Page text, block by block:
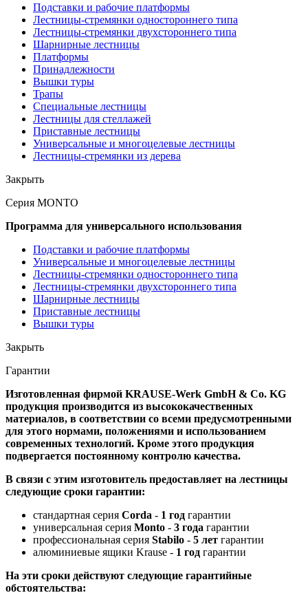
Подставки и рабочие платформы
Лестницы-стремянки одностороннего типа
Лестницы-стремянки двухстороннего типа
Шарнирные лестницы
Платформы
Принадлежности
Вышки туры
Трапы
Специальные лестницы
Лестницы для стеллажей
Приставные лестницы
Универсальные и многоцелевые лестницы
Лестницы-стремянки из дерева
Закрыть
Серия MONTO
Программа для универсального использования
Подставки и рабочие платформы
Универсальные и многоцелевые лестницы
Лестницы-стремянки одностороннего типа
Лестницы-стремянки двухстороннего типа
Шарнирные лестницы
Приставные лестницы
Вышки туры
Закрыть
Гарантии
Изготовленная фирмой KRAUSE-Werk GmbH & Со. KG
продукция производится из высококачественных
материалов, в соответствии со всеми предусмотренными
для этого нормами, положениями и использованием
современных технологий. Кроме этого продукция
подвергается постоянному контролю качества.
В связи с этим изготовитель предоставляет на лестницы
следующие сроки гарантии:
стандартная серия Corda - 1 год гарантии
универсальная серия Monto - 3 года гарантии
профессиональная серия Stabilo - 5 лет гарантии
алюминиевые ящики Krause - 1 год гарантии
На эти сроки действуют следующие гарантийные
обстоятельства: